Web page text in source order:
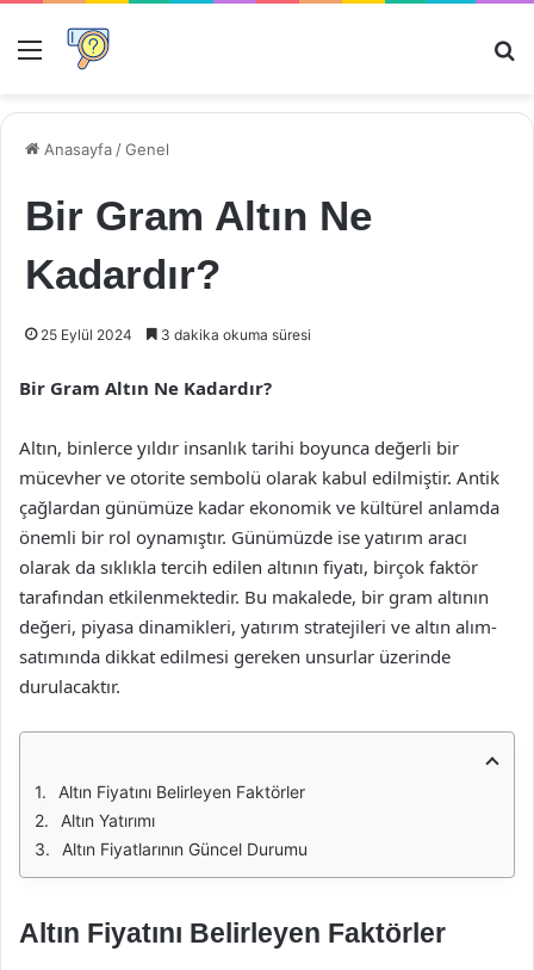
Menü
Anasayfa /Genel
Bir Gram Altın Ne
Kadardır?
25 Eylül 2024 3 dakika okuma süresi
Bir Gram Altın Ne Kadardır?
Altın, binlerce yıldır insanlık tarihi boyunca değerli bir
mücevher ve otorite sembolü olarak kabul edilmiştir. Antik
çağlardan günümüze kadar ekonomik ve kültürel anlamda
önemli bir rol oynamıştır. Günümüzde ise yatırım aracı
olarak da sıklıkla tercih edilen altının fiyatı, birçok faktör
tarafından etkilenmektedir. Bu makalede, bir gram altının
değeri, piyasa dinamikleri, yatırım stratejileri ve altın alım-
satımında dikkat edilmesi gereken unsurlar üzerinde
durulacaktır.
Altın Fiyatını Belirleyen Faktörler
Altın Yatırımı
Altın Fiyatlarının Güncel Durumu
Altın Fiyatını Belirleyen Faktörler